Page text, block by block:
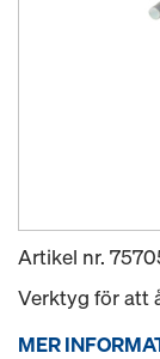
Artikel nr.
Verktyg för att
MER